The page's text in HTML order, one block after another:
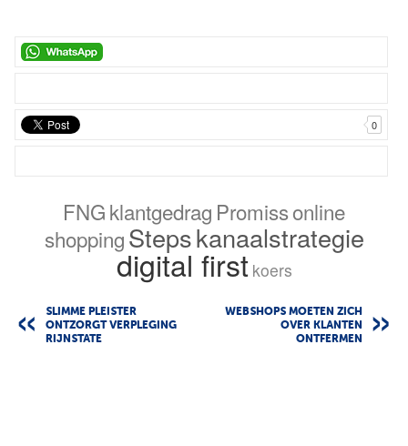
0
FNGklantgedrag Promissonline
shoppingStepskanaalstrategie
digital first koers
SLIMME PLEISTER
ONTZORGT VERPLEGING
RIJNSTATE
WEBSHOPS MOETEN ZICH
OVER KLANTEN
ONTFERMEN